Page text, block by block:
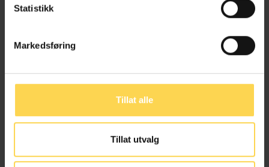
Statistikk
Markedsføring
Tillat alle
Tillat utvalg
Alt kommentert regelverk